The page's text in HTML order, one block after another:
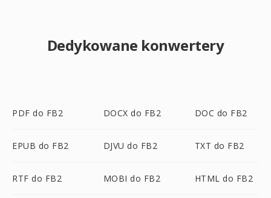
Dedykowane konwertery
PDF do FB2 DOCX do FB2 DOC do FB2
EPUB do FB2 DJVU do FB2 TXT do FB2
RTF do FB2 MOBI do FB2 HTML do FB2